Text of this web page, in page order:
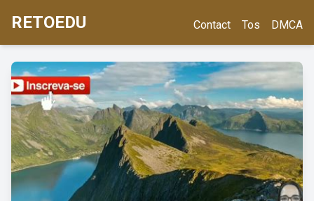
RETOEDU Contact Tos DMCA